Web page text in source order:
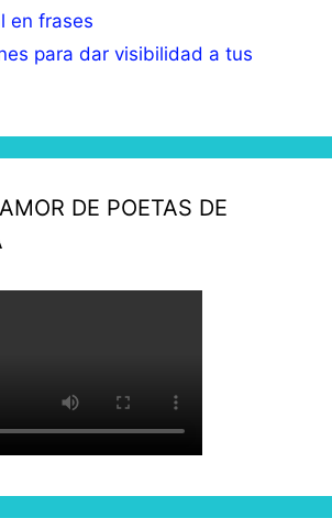
en frases
para dar visibilidad a tus
DE POETAS DE